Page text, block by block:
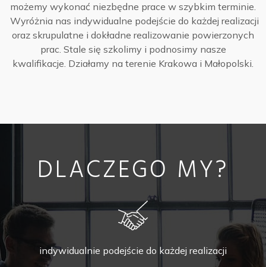
możemy wykonać niezbędne prace w szybkim terminie.
Wyróżnia nas indywidualne podejście do każdej realizacji
oraz skrupulatne i dokładne realizowanie powierzonych
prac. Stale się szkolimy i podnosimy nasze
kwalifikacje. Działamy na terenie Krakowa i Małopolski.
DLACZEGO MY?
indywidualnie podejście do każdej realizacji